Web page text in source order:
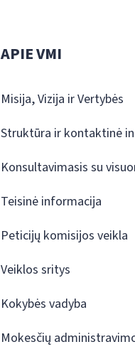
APIE VMI
Misija, Vizija ir Vertybės
Struktūra ir kontaktinė
Konsultavimasis su
Teisinė informacija
Peticijų komisijos veikla
Veiklos sritys
Kokybės vadyba
Mokesčių